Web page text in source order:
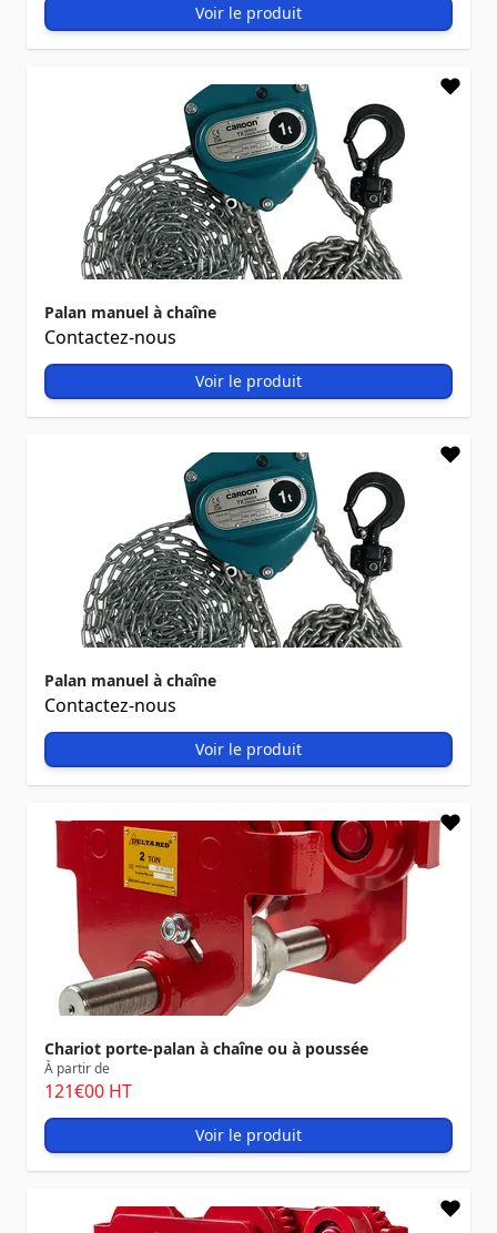
Voir le produit
Palan manuel à chaîne
Contactez-nous
Voir le produit
Palan manuel à chaîne
Contactez-nous
Voir le produit
Chariot porte-palan à chaîne ou à poussée
À partir de
121€00 HT
Voir le produit